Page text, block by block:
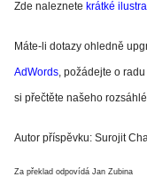
Zde naleznete krátké
Máte-li dotazy ohledně
AdWords , požádejte o
si přečtěte našeho
Autor příspěvku: Surojit
Za překlad odpovídá Jan Zubina